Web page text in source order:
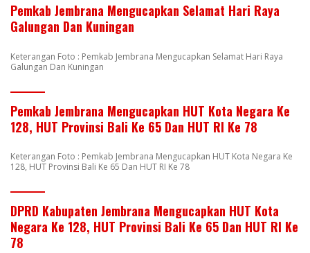
Pemkab Jembrana Mengucapkan Selamat Hari Raya
Galungan Dan Kuningan
Keterangan Foto : Pemkab Jembrana Mengucapkan Selamat Hari Raya
Galungan Dan Kuningan
Pemkab Jembrana Mengucapkan HUT Kota Negara Ke
128, HUT Provinsi Bali Ke 65 Dan HUT RI Ke 78
Keterangan Foto : Pemkab Jembrana Mengucapkan HUT Kota Negara Ke
128, HUT Provinsi Bali Ke 65 Dan HUT RI Ke 78
DPRD Kabupaten Jembrana Mengucapkan HUT Kota
Negara Ke 128, HUT Provinsi Bali Ke 65 Dan HUT RI Ke
78